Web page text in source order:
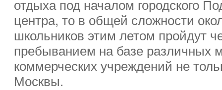
отдыха под началом городского
центра, то в общей сложности
школьников этим летом пройдут
пребыванием на базе различных
коммерческих учреждений не
Москвы.